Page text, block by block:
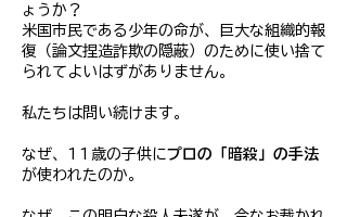
ょうか？
米国市民である少年の命が、巨大な組織的報
復（論文捏造詐欺の隠蔽）のために使い捨て
られてよいはずがありません。
私たちは問い続けます。
なぜ、11歳の子供にプロの「暗殺」の手法
が使われたのか。